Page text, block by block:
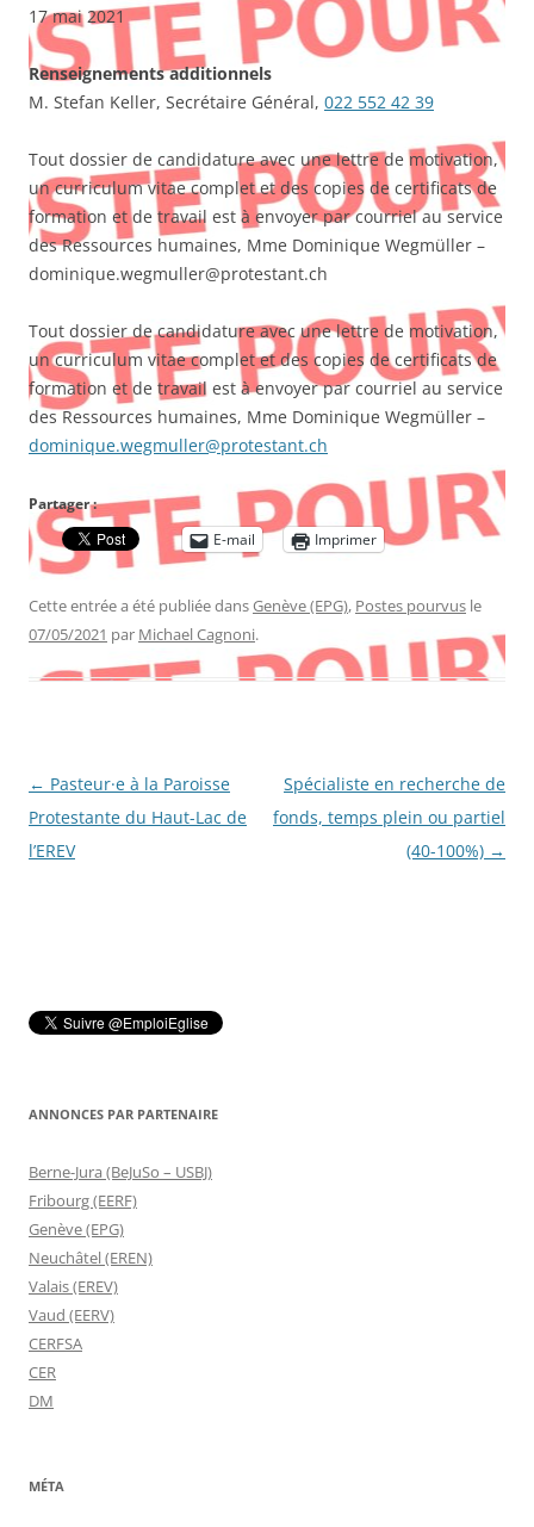
17 mai 2021
Renseignements additionnels
M. Stefan Keller, Secrétaire Général, 022 552 42 39
Tout dossier de candidature avec une lettre de motivation,
un curriculum vitae complet et des copies de certificats de
formation et de travail est à envoyer par courriel au service
des Ressources humaines, Mme Dominique Wegmüller –
dominique.wegmuller@protestant.ch
Tout dossier de candidature avec une lettre de motivation,
un curriculum vitae complet et des copies de certificats de
formation et de travail est à envoyer par courriel au service
des Ressources humaines, Mme Dominique Wegmüller –
dominique.wegmuller@protestant.ch
Partager :
E-mail
Imprimer
Cette entrée a été publiée dansGenève (EPG), Postes pourvus le
07/05/2021 par Michael Cagnoni.
Navigation
des
articles
← Pasteur·e à la Paroisse
Protestante du Haut-Lac de
l’EREV
Spécialiste en recherche de
fonds, temps plein ou partiel
(40-100%) →
ANNONCES PAR PARTENAIRE
Berne-Jura (BeJuSo – USBJ)
Fribourg (EERF)
Genève (EPG)
Neuchâtel (EREN)
Valais (EREV)
Vaud (EERV)
CERFSA
CER
DM
MÉTA